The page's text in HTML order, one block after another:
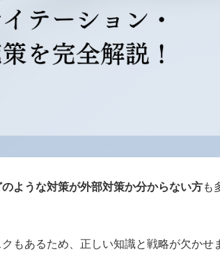
ような対策が外部対策か分からない方も
もあるため、正しい知識と戦略が欠かせ